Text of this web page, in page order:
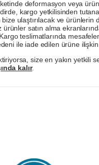
deformasyon veya
kargo yetkilisinden
ulaştırılacak ve
satın alma
teslimatlarında
ile iade edilen ürüne
size en yakın yetkili
kalır.